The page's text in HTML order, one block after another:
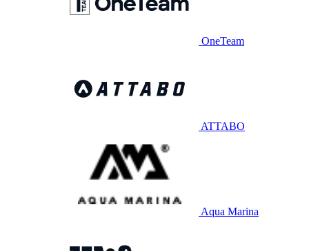
OneTeam
ATTABO
Aqua Marina